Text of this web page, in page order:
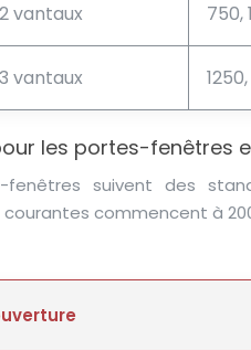
vantaux 750,
vantaux
les portes-fenêtres
fenêtres suivent des
courantes commencent à